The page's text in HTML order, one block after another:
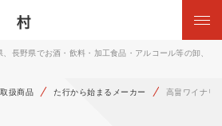
長野県でお酒・飲料・加工食品・アルコール等の卸、
扱商品 た行から始まるメーカー 高畠ワイナリ